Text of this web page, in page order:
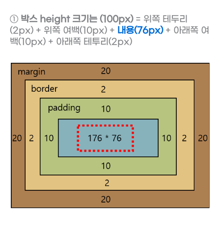
① 박스 height 크기는 (100px)= 위쪽 테두리
(2px) + 위쪽 여백(10px) + 내용(76px)+ 아래쪽 여
백(10px) + 아래쪽 테투리(2px)